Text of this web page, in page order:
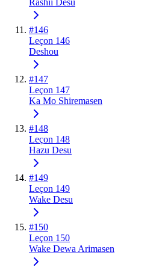
#146
Leçon 146
Deshou
#147
Leçon 147
Ka Mo Shiremasen
#148
Leçon 148
Hazu Desu
#149
Leçon 149
Wake Desu
#150
Leçon 150
Wake Dewa Arimasen